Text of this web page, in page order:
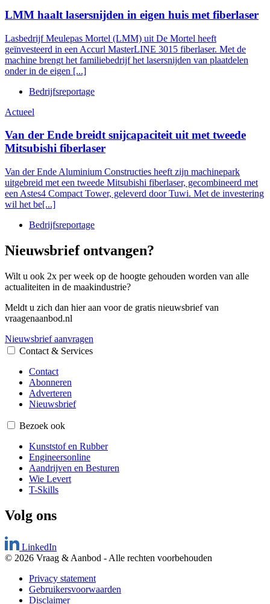
LMM haalt lasersnijden in eigen huis met fiberlaser
Lasbedrijf Meulepas Mortel (LMM) uit De Mortel heeft
geïnvesteerd in een Accurl MasterLINE 3015 fiberlaser. Met de
machine brengt het familiebedrijf het lasersnijden van plaatdelen
onder in de eigen [...]
Bedrijfsreportage
Actueel
Van der Ende breidt snijcapaciteit uit met tweede
Mitsubishi fiberlaser
Van der Ende Aluminium Constructies heeft zijn machinepark
uitgebreid met een tweede Mitsubishi fiberlaser, gecombineerd met
een Astes4 Compact Tower, geleverd door Tuwi. Met de investering
wil het be[...]
Bedrijfsreportage
Nieuwsbrief ontvangen?
Wilt u ook 2x per week op de hoogte gehouden worden van alle
actualiteiten in de maakindustrie?
Meldt u zich dan hier aan voor de gratis nieuwsbrief van
vraagenaanbod.nl
Nieuwsbrief aanvragen
Contact & Services
Contact
Abonneren
Adverteren
Nieuwsbrief
Bezoek ook
Kunststof en Rubber
Engineersonline
Aandrijven en Besturen
Wie Levert
T-Skills
Volg ons
LinkedIn
© 2026 Vraag & Aanbod - Alle rechten voorbehouden
Privacy statement
Gebruikersvoorwaarden
Disclaimer